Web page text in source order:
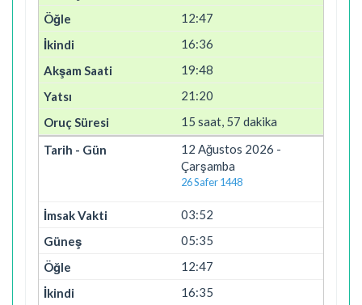
12:47
16:36
19:48
21:20
15 saat, 57 dakika
12 Ağustos 2026 -
Çarşamba
26 Safer 1448
03:52
05:35
12:47
16:35